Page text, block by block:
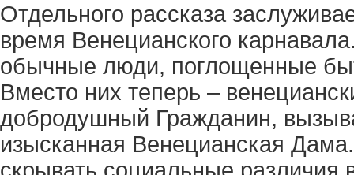
Отдельного рассказа
время Венецианского
обычные люди, поглощенные
Вместо них теперь –
добродушный Гражданин,
изысканная Венецианская